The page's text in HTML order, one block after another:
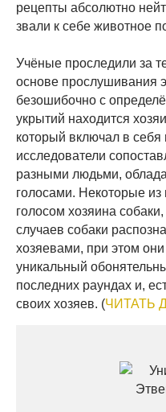
рецепты абсолютно
звали к себе животное
Учёные проследили за
основе прослушивания
безошибочно с
укрытий находится
который включал в
исследователи
разными людьми,
голосами. Некоторые из
голосом хозяина
случаев собаки
хозяевами, при этом
уникальный
последних раундах и,
своих хозяев. (ЧИТАТЬ